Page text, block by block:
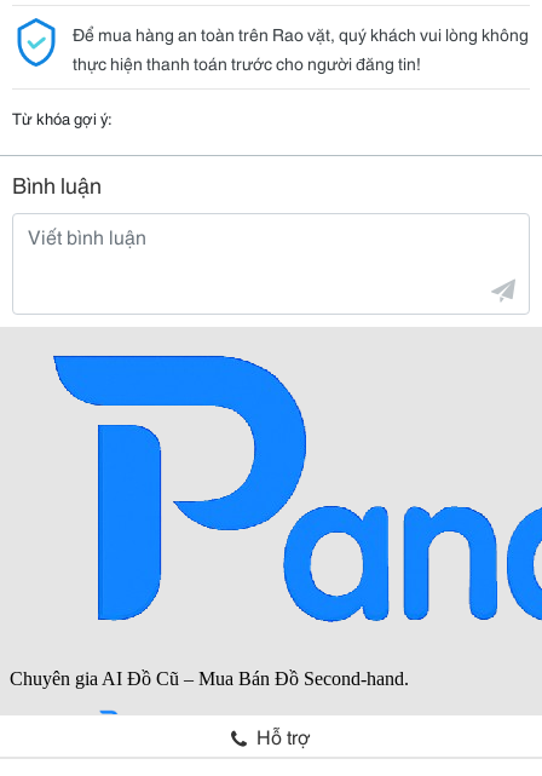
Để mua hàng an toàn trên Rao vặt, quý khách vui lòng không
thực hiện thanh toán trước cho người đăng tin!
Từ khóa gợi ý:
Bình luận
Hỗ trợ